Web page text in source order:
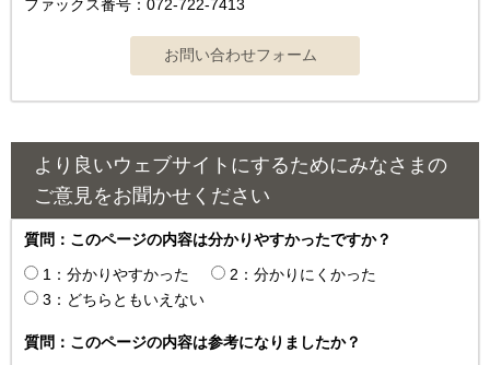
ファックス番号：072-722-7413
より良いウェブサイトにするためにみなさまの
ご意見をお聞かせください
質問：このページの内容は分かりやすかったですか？
1：分かりやすかった
2：分かりにくかった
3：どちらともいえない
質問：このページの内容は参考になりましたか？